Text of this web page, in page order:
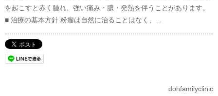
を起こすと赤く腫れ、強い痛み・膿・発熱を伴うことがあります。
■ 治療の基本方針 粉瘤は自然に治ることはなく、...
dohfamilyclinic